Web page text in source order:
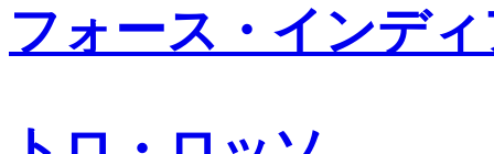
フォース・インデ